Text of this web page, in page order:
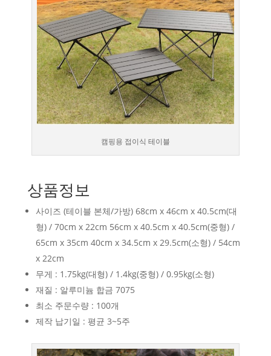
캠핑용 접이식 테이블
상품정보
사이즈 (테이블 본체/가방) 68cm x 46cm x 40.5cm(대
형) / 70cm x 22cm 56cm x 40.5cm x 40.5cm(중형) /
65cm x 35cm 40cm x 34.5cm x 29.5cm(소형) / 54cm
x 22cm
무게 : 1.75kg(대형) / 1.4kg(중형) / 0.95kg(소형)
재질 : 알루미늄 합금 7075
최소 주문수량 : 100개
제작 납기일 : 평균 3~5주